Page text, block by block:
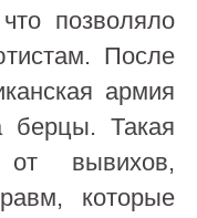
позволяло
После
армия
берцы. Такая
от вывихов,
которые